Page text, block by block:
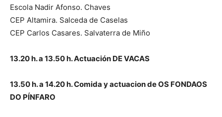
Escola Nadir Afonso. Chaves
CEP Altamira. Salceda de Caselas
CEP Carlos Casares. Salvaterra de Miño
13.20 h. a 13.50 h. Actuación DE VACAS
13.50 h. a 14.20 h. Comida y actuacion de OS FONDAOS
DO PÍNFARO